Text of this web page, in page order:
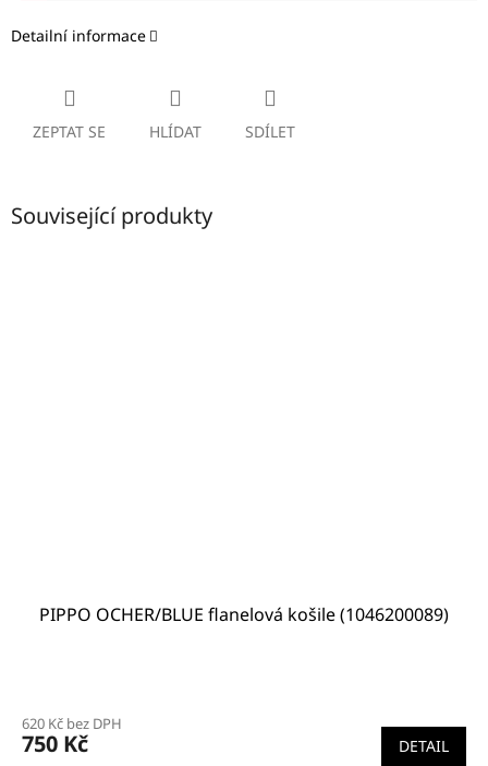
Detailní informace
ZEPTAT SE HLÍDAT SDÍLET
Související produkty
PIPPO OCHER/BLUE flanelová košile (1046200089)
620 Kč bez DPH
750 Kč DETAIL